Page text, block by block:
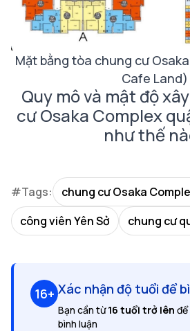
Mặt bằng tòa chung cư
Cafe Land)
Quy mô và mật độ
cư Osaka Complex
như thế
#Tags:
chung cư Osaka
công viên Yên Sở
chung cư
16+ Xác nhận độ tuổi để
Bạn cần từ16 tuổi trở lên
bình luận